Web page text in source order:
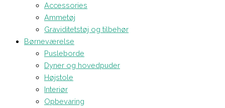
Accessories
Ammetøj
Graviditetstøj og tilbehør
Børneværelse
Pusleborde
Dyner og hovedpuder
Højstole
Interiør
Opbevaring